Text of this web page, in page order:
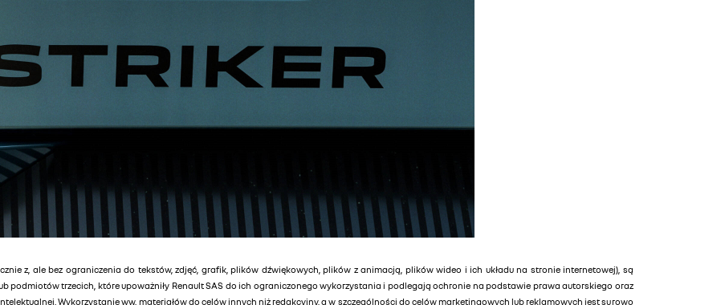
z, ale bez ograniczenia do tekstów, zdjęć, grafik, plików dźwiękowych, plików z animacją, plików wideo i ich układu na stronie internetowej), są
podmiotów trzecich, które upoważniły Renault SAS do ich ograniczonego wykorzystania i podlegają ochronie na podstawie prawa autorskiego oraz
Wykorzystanie ww. materiałów do celów innych niż redakcyjny, a w szczególności do celów marketingowych lub reklamowych jest surowo